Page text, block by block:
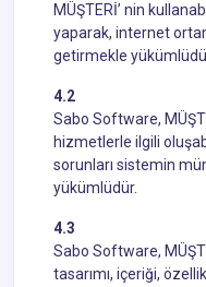
MÜŞTERİ’ nin
yaparak, internet
getirmekle
4.2
Sabo Software,
hizmetlerle ilgili
sorunları sistemin
yükümlüdür.
4.3
Sabo Software,
tasarımı, içeriği,